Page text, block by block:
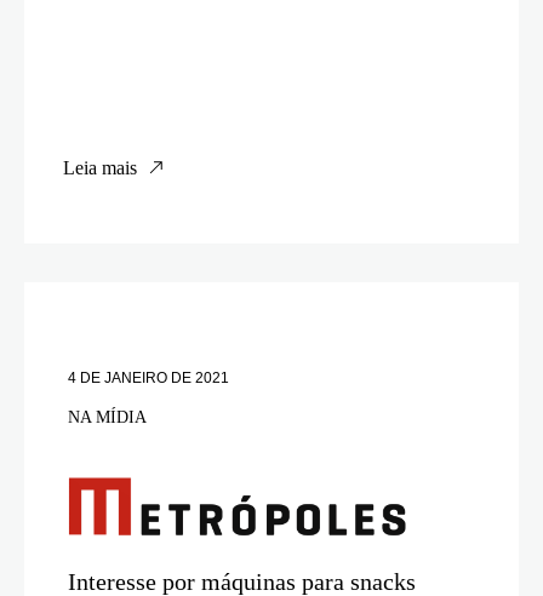
Leia mais
4 DE JANEIRO DE 2021
NA MÍDIA
Interesse por máquinas para snacks